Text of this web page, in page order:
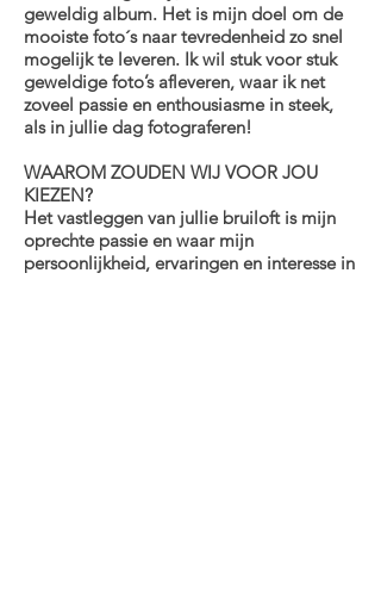
geweldig album. Het is mijn doel om de
mooiste foto´s naar tevredenheid zo snel
mogelijk te leveren. Ik wil stuk voor stuk
geweldige foto’s afleveren, waar ik net
zoveel passie en enthousiasme in steek,
als in jullie dag fotograferen!
WAAROM ZOUDEN WIJ VOOR JOU
KIEZEN?
Het vastleggen van jullie bruiloft is mijn
oprechte passie en waar mijn
persoonlijkheid, ervaringen en interesse in